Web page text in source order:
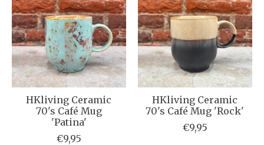
HKliving Ceramic
70's Café Mug
'Patina'
€9,95
HKliving Ceramic
70's Café Mug 'Rock'
€9,95